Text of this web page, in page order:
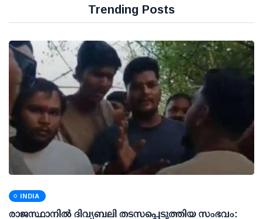
Trending Posts
INDIA
രാജസ്ഥാനിൽ ദിവ്യബലി തടസപ്പെടുത്തിയ സംഭവം: